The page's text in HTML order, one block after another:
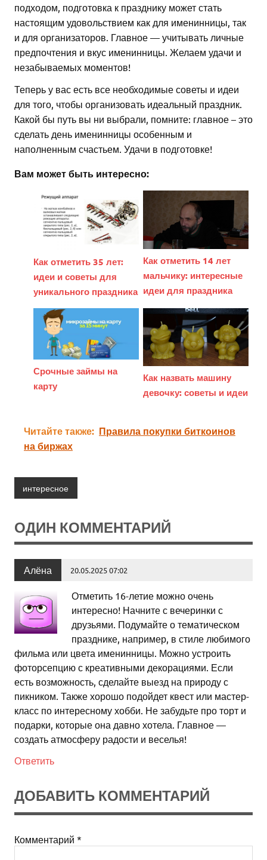
подходом, подготовка к празднику может стать
настоящим удовольствием как для именинницы, так
и для организаторов. Главное — учитывать личные
предпочтения и вкус именинницы. Желаем удачи и
незабываемых моментов!
Теперь у вас есть все необходимые советы и идеи
для того, чтобы организовать идеальный праздник.
Какой бы путь вы ни выбрали, помните: главное – это
сделать день именинницы особенным и
наполненным счастьем. Удачи в подготовке!
Вам может быть интересно:
Как отметить 35 лет:
идеи и советы для
уникального праздника
Как отметить 14 лет
мальчику: интересные
идеи для праздника
Срочные займы на
карту
Как назвать машину
девочку: советы и идеи
Читайте также: Правила покупки биткоинов
на биржах
интересное
ОДИН КОММЕНТАРИЙ
Алёна 20.05.2025 07:02
Отметить 16-летие можно очень
интересно! Начните с вечеринки с
друзьями. Подумайте о тематическом
празднике, например, в стиле любимого
фильма или цвета именинницы. Можно устроить
фоторсепцию с креативными декорациями. Если
есть возможность, сделайте выезд на природу с
пикником. Также хорошо подойдет квест или мастер-
класс по интересному хобби. Не забудьте про торт и
подарки, которые она давно хотела. Главное —
создать атмосферу радости и веселья!
Ответить
ДОБАВИТЬ КОММЕНТАРИЙ
Комментарий *